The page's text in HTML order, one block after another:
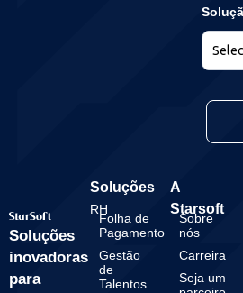
Soluções
inovadoras
para
Soluções
RH
Folha de
Pagamento
Gestão
de
Talentos
A
Starsoft
Sobre
nós
Carreira
Seja um